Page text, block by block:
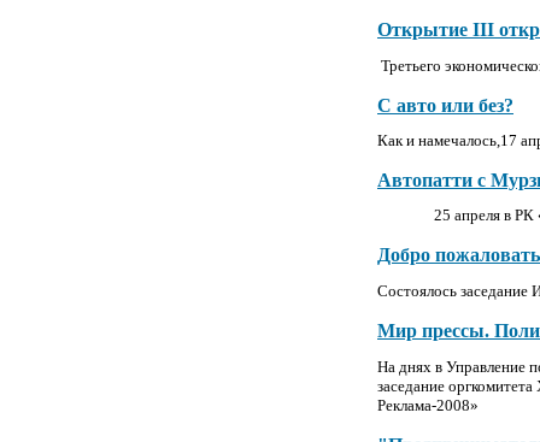
Открытие III
Третьего
С авто или без?
Как и намечалось,17
Автопатти с
25 апреля в
Добро
Состоялось
Мир прессы.
На днях в Управление
заседание оргкомитета
Реклама-2008»